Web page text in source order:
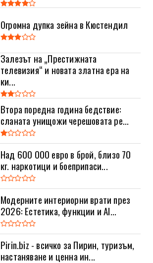
Огромна дупка зейна в Кюстендил
Залезът на „Престижната
телевизия“ и новата златна ера на
ки...
Втора поредна година бедствие:
сланата унищожи черешовата ре...
Над 600 000 евро в брой, близо 70
кг. наркотици и боеприпаси...
Модерните интериорни врати през
2026: Естетика, функции и AI...
Pirin.biz - всичко за Пирин, туризъм,
настаняване и ценна ин...